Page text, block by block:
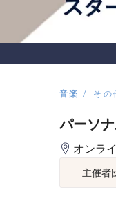
音楽 その
パーソ
オンラ
主催者